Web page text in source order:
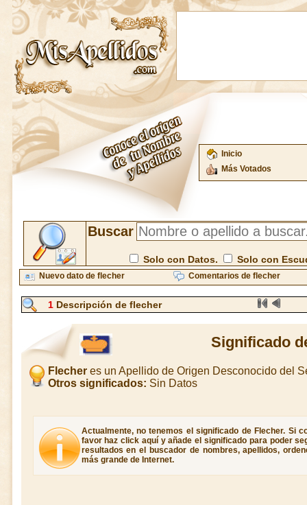
Inicio
Más Votados
Buscar
Solo con Datos. Solo con
Nuevo dato de flecher Comentarios de flecher
1 Descripción de flecher
Significado
Flecheres un Apellido de Origen Desconocido del
Otros significados: Sin Datos
Actualmente, no tenemos el significado de Flecher. Si
favor haz click aquí y añade el significado para poder
resultados en el buscador de nombres, apellidos,
más grande de Internet.